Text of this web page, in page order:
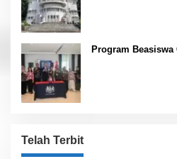
Program Beasiswa
Telah Terbit